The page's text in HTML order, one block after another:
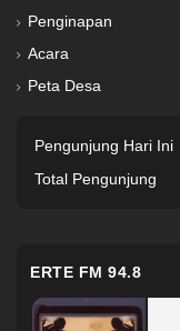
Penginapan
Acara
Peta Desa
Pengunjung Hari Ini
Total Pengunjung
ERTE FM 94.8